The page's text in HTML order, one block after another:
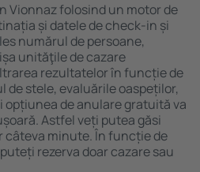
Vionnaz folosind un motor de
și datele de check-in și
numărul de persoane,
unităţile de cazare
rezultatelor în funcție de
stele, evaluările oaspeților,
de anulare gratuită va
Astfel veți putea găsi
câteva minute. În funcție de
rezerva doar cazare sau